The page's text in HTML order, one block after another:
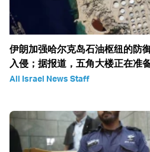
伊朗加强哈尔克岛石油枢纽的防
入侵；据报道，五角大楼正在准
All Israel News Staff